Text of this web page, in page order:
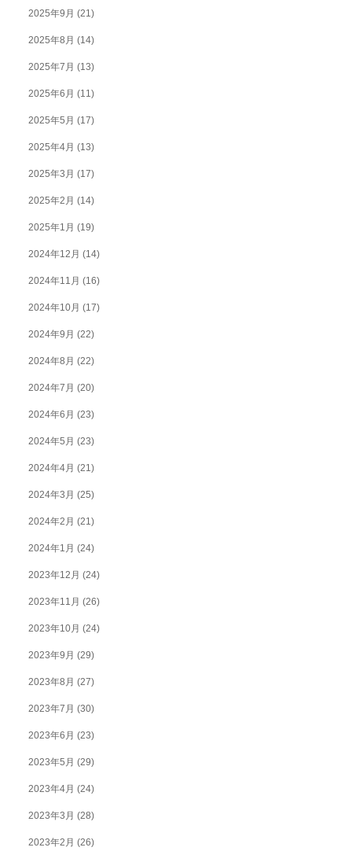
2025年9月 (21)
2025年8月 (14)
2025年7月 (13)
2025年6月 (11)
2025年5月 (17)
2025年4月 (13)
2025年3月 (17)
2025年2月 (14)
2025年1月 (19)
2024年12月 (14)
2024年11月 (16)
2024年10月 (17)
2024年9月 (22)
2024年8月 (22)
2024年7月 (20)
2024年6月 (23)
2024年5月 (23)
2024年4月 (21)
2024年3月 (25)
2024年2月 (21)
2024年1月 (24)
2023年12月 (24)
2023年11月 (26)
2023年10月 (24)
2023年9月 (29)
2023年8月 (27)
2023年7月 (30)
2023年6月 (23)
2023年5月 (29)
2023年4月 (24)
2023年3月 (28)
2023年2月 (26)